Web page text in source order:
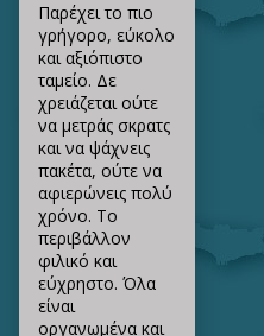
Παρέχει το πιο
γρήγορο, εύκολο
και αξιόπιστο
ταμείο. Δε
χρειάζεται ούτε
να μετράς σκρατς
και να ψάχνεις
πακέτα, ούτε να
αφιερώνεις πολύ
χρόνο. Το
περιβάλλον
φιλικό και
εύχρηστο. Όλα
είναι
οργανωμένα και